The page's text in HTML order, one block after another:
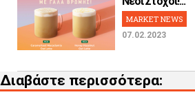
MARKET NEWS
07.02.2023
Διαβάστε περισσότερα: